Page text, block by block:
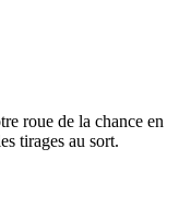
roue de la chance en
tirages au sort.